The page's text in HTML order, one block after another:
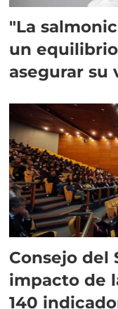
"La
un
asegurar su
Consejo del
impacto de
140